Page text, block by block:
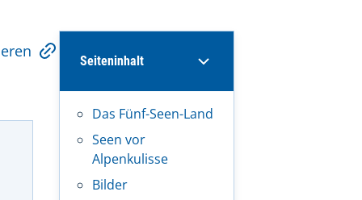
Seiteninhalt
Das Fünf-Seen-Land
Seen vor
Alpenkulisse
Bilder